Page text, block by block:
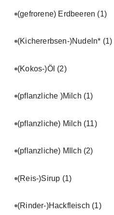
(gefrorene) Erdbeeren (1)
(Kichererbsen-)Nudeln* (1)
(Kokos-)Öl (2)
(pflanzliche )Milch (1)
(pflanzliche) Milch (11)
(pflanzliche) MIlch (2)
(Reis-)Sirup (1)
(Rinder-)Hackfleisch (1)